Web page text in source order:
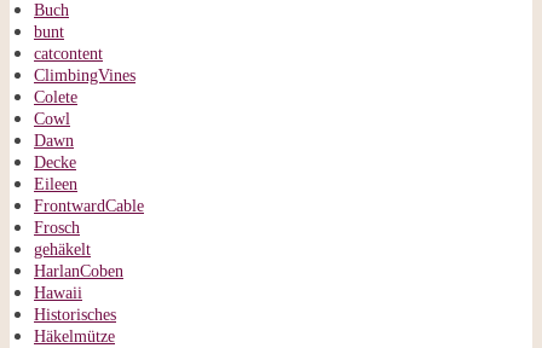
Buch
bunt
catcontent
ClimbingVines
Colete
Cowl
Dawn
Decke
Eileen
FrontwardCable
Frosch
gehäkelt
HarlanCoben
Hawaii
Historisches
Häkelmütze